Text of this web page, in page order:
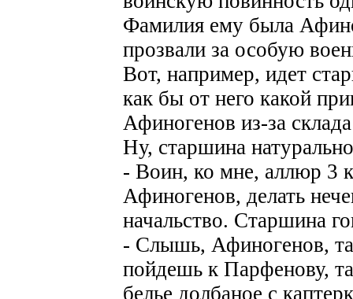
Фамилия ему была
прозвали за особую
Вот, например, идет
как бы от него какой
Афиногенов из-за
Ну, старшина
- Воин, ко мне, аллюр 3
Афиногенов, делать
начальство. Старшина
- Слышь, Афиногенов,
пойдешь к Парфенову,
белье долбаное с